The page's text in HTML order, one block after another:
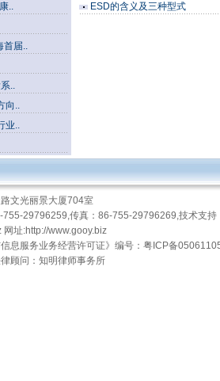
..
首届..
..
向..
业..
ESD的含义及三种型式
文光丽景大厦704室
29796259,传真：86-755-29796269,技术支
址:http://www.gooy.biz
息服务业务经营许可证》编号：粤ICP备
顾问：知明律师事务所